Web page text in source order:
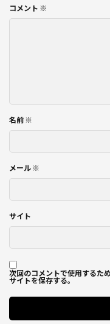
コメント ※
名前 ※
メール ※
サイト
次回のコメントで使用するた
サイトを保存する。